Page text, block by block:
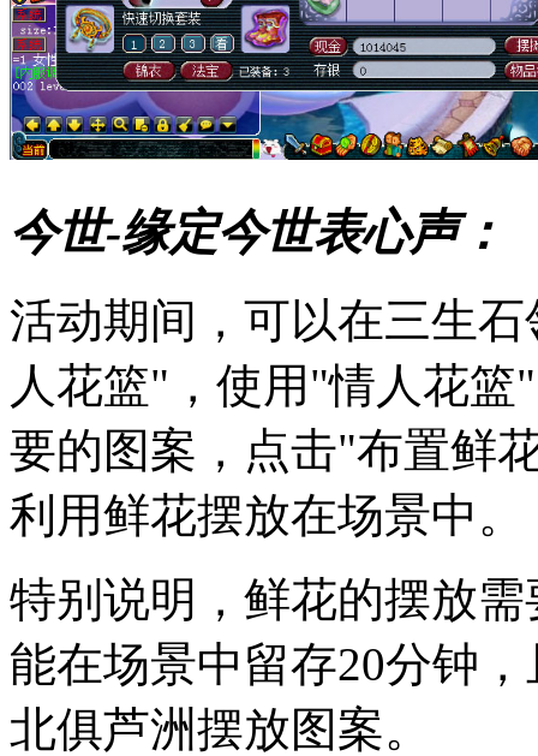
今世-缘定今世表心声：
活动期间，可以在三生
人花篮"，使用"情人花
要的图案，点击"布置鲜
利用鲜花摆放在场景中。
特别说明，鲜花的摆放
能在场景中留存20分钟
北俱芦洲摆放图案。